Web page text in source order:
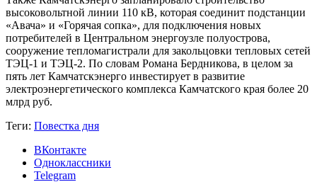
высоковольтной линии 110 кВ, которая соединит подстанции
«Авача» и «Горячая сопка», для подключения новых
потребителей в Центральном энергоузле полуострова,
сооружение тепломагистрали для закольцовки тепловых сетей
ТЭЦ-1 и ТЭЦ-2. По словам Романа Бердникова, в целом за
пять лет Камчатскэнерго инвестирует в развитие
электроэнергетического комплекса Камчатского края более 20
млрд руб.
Теги: Повестка дня
ВКонтакте
Одноклассники
Telegram